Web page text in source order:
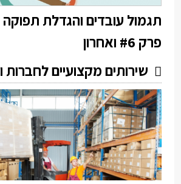
תגמול עובדים והגדלת תפוקה
פרק #6 ואחרון
שירותים מקצועיים לחברות